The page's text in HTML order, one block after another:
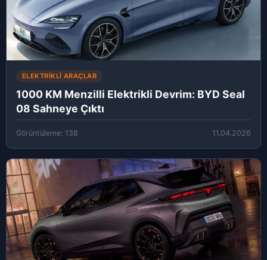
ELEKTRIKLI ARAÇLAR
1000 KM Menzilli Elektrikli Devrim: BYD Seal
08 Sahneye Çıktı
Görüntüleme: 138 11.04.2026